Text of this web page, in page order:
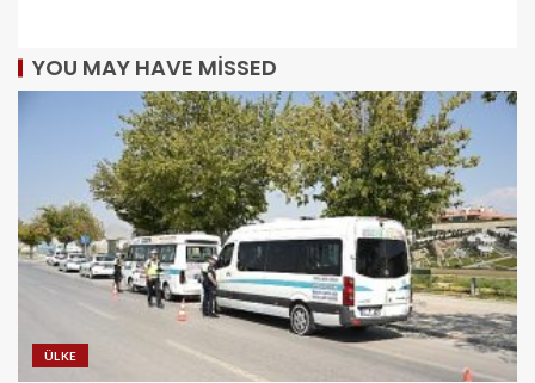
YOU MAY HAVE MISSED
ÜLKE